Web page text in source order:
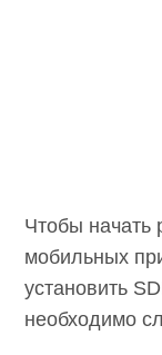
Чтобы начать
мобильных
установить
необходимо